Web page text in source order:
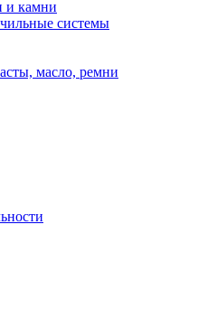
и камни
системы
масло, ремни